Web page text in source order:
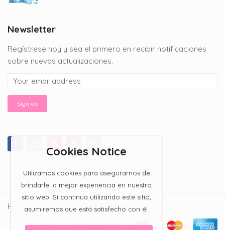
Newsletter
Regístrese hoy y sea el primero en recibir notificaciones
sobre nuevas actualizaciones.
Hi Candy Bar 2023 All Rights Reserved.
Cookies Notice
Utilizamos cookies para asegurarnos de
brindarle la mejor experiencia en nuestro
sitio web. Si continúa utilizando este sitio,
asumiremos que está satisfecho con él.